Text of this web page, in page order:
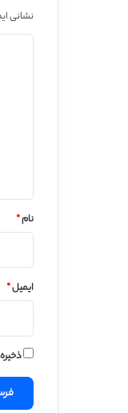
نشانی
نام*
ایمیل*